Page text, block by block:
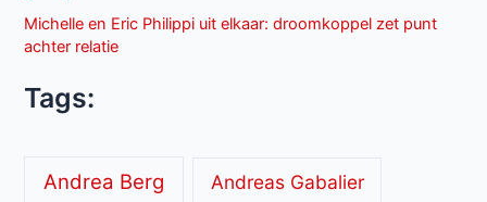
Michelle en Eric Philippi uit elkaar: droomkoppel zet punt
achter relatie
Tags:
Andrea Berg Andreas Gabalier